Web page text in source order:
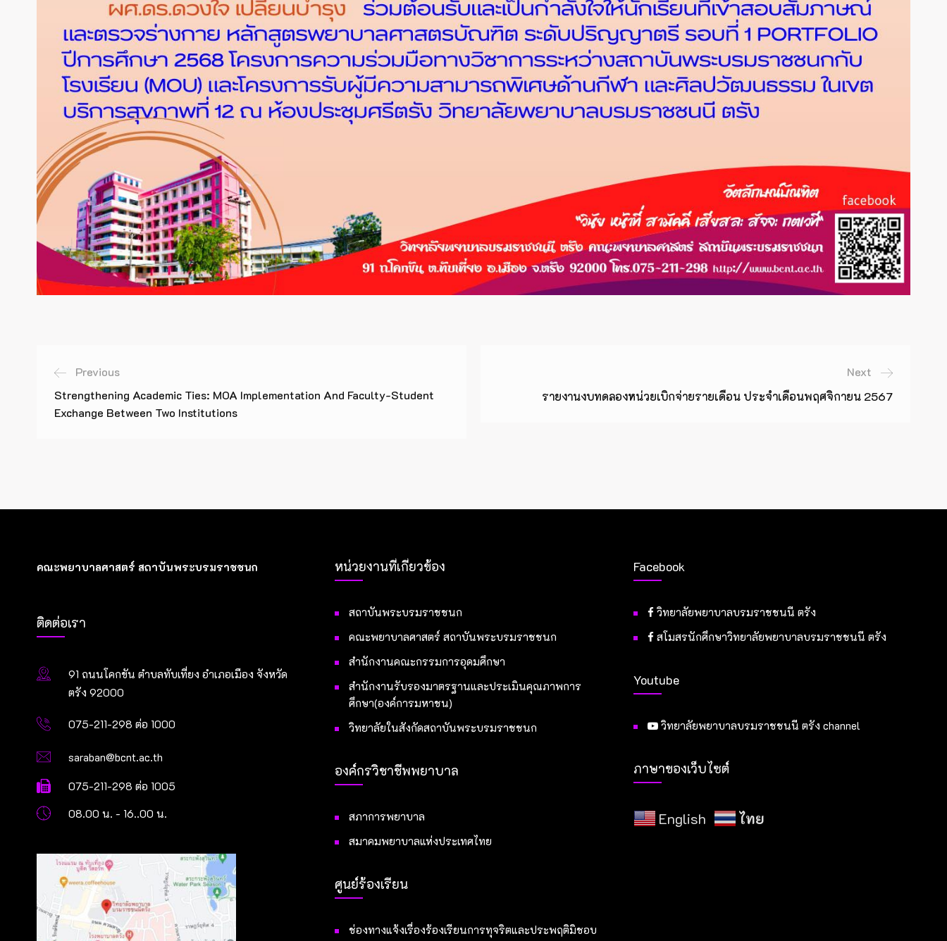
Previous
Strengthening Academic Ties: MOA Implementation And Faculty-Student
Exchange Between Two Institutions
Next
รายงานงบทดลองหน่วยเบิกจ่ายรายเดือน ประจำเดือนพฤศจิกายน 2567
คณะพยาบาลศาสตร์ สถาบันพระบรมราชชนก
ติดต่อเรา
91 ถนนโคกขัน ตำบลทับเที่ยง อำเภอเมือง จังหวัด
ตรัง 92000
075-211-298 ต่อ 1000
saraban@bcnt.ac.th
075-211-298 ต่อ 1005
08.00 น. - 16..00 น.
หน่วยงานที่เกี่ยวข้อง
สถาบันพระบรมราชชนก
คณะพยาบาลศาสตร์ สถาบันพระบรมราชชนก
สำนักงานคณะกรรมการอุดมศึกษา
สำนักงานรับรองมาตรฐานและประเมินคุณภาพการ
ศึกษา(องค์การมหาชน)
วิทยาลัยในสังกัดสถาบันพระบรมราชชนก
องค์กรวิชาชีพพยาบาล
สภาการพยาบาล
สมาคมพยาบาลแห่งประเทศไทย
ศูนย์ร้องเรียน
ช่องทางแจ้งเรื่องร้องเรียนการทุจริตและประพฤติมิชอบ
Facebook
วิทยาลัยพยาบาลบรมราชชนนี ตรัง
สโมสรนักศึกษาวิทยาลัยพยาบาลบรมราชชนนี ตรัง
Youtube
วิทยาลัยพยาบาลบรมราชชนนี ตรัง channel
ภาษาของเว็บไซต์
English ไทย